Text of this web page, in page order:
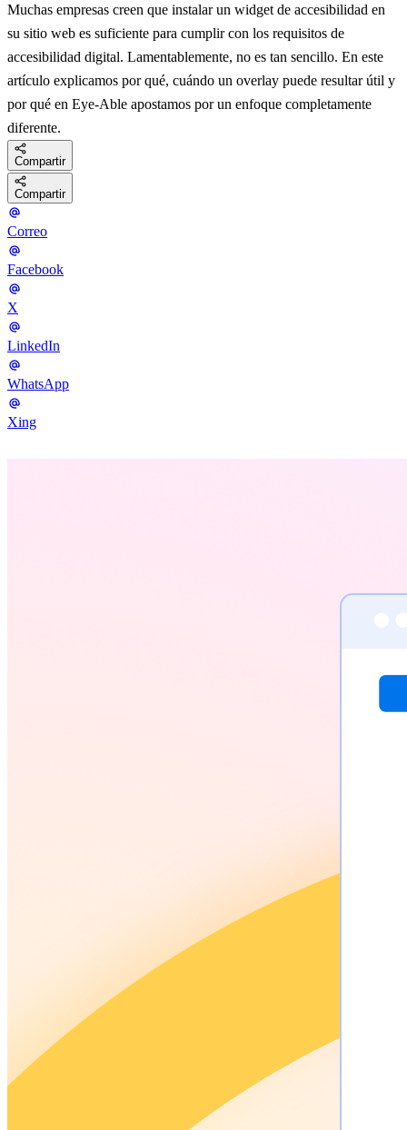
Muchas empresas creen que instalar un widget de accesibilidad en
su sitio web es suficiente para cumplir con los requisitos de
accesibilidad digital. Lamentablemente, no es tan sencillo. En este
artículo explicamos por qué, cuándo un overlay puede resultar útil y
por qué en Eye-Able apostamos por un enfoque completamente
diferente.
Compartir
Compartir
Correo
Facebook
X
LinkedIn
WhatsApp
Xing